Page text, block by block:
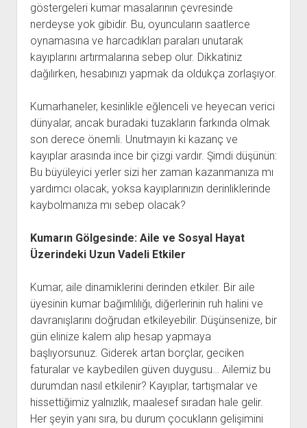
göstergeleri kumar masalarının çevresinde
nerdeyse yok gibidir. Bu, oyuncuların saatlerce
oynamasına ve harcadıkları paraları unutarak
kayıplarını artırmalarına sebep olur. Dikkatiniz
dağılırken, hesabınızı yapmak da oldukça zorlaşıyor.
Kumarhaneler, kesinlikle eğlenceli ve heyecan verici
dünyalar, ancak buradaki tuzakların farkında olmak
son derece önemli. Unutmayın ki kazanç ve
kayıplar arasında ince bir çizgi vardır. Şimdi düşünün:
Bu büyüleyici yerler sizi her zaman kazanmanıza mı
yardımcı olacak, yoksa kayıplarınızın derinliklerinde
kaybolmanıza mı sebep olacak?
Kumarın Gölgesinde: Aile ve Sosyal Hayat
Üzerindeki Uzun Vadeli Etkiler
Kumar, aile dinamiklerini derinden etkiler. Bir aile
üyesinin kumar bağımlılığı, diğerlerinin ruh halini ve
davranışlarını doğrudan etkileyebilir. Düşünsenize, bir
gün elinize kalem alıp hesap yapmaya
başlıyorsunuz. Giderek artan borçlar, geciken
faturalar ve kaybedilen güven duygusu… Ailemiz bu
durumdan nasıl etkilenir? Kayıplar, tartışmalar ve
hissettiğimiz yalnızlık, maalesef sıradan hale gelir.
Her şeyin yanı sıra, bu durum çocukların gelişimini